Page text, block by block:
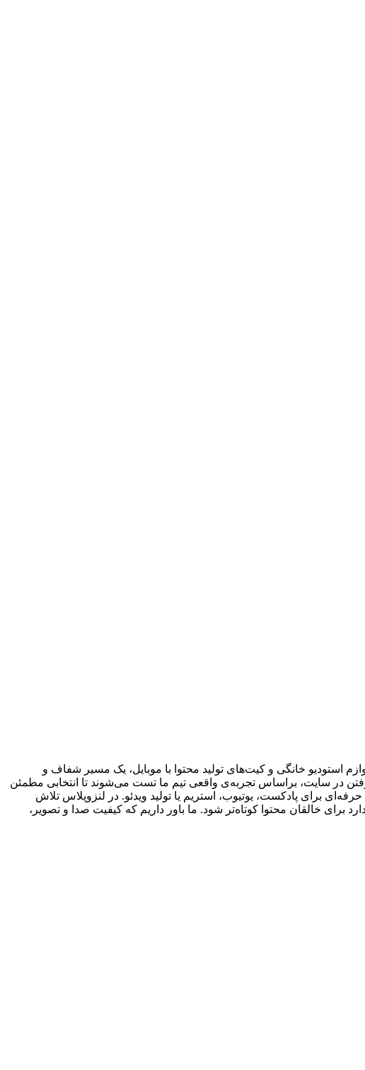
استودیو خانگی و کیت‌های تولید محتوا با موبایل، یک مسیر شفاف و
در سایت، براساس تجربه‌ی واقعی تیم ما تست می‌شوند تا انتخابی مطمئن
برای پادکست، یوتیوب، استریم یا تولید ویدئو. در لنزوپلاس تلاش
خالقان محتوا کوتاه‌تر شود. ما باور داریم که کیفیت صدا و تصویر،